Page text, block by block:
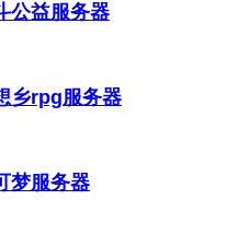
公益服务器
乡rpg服务器
梦服务器